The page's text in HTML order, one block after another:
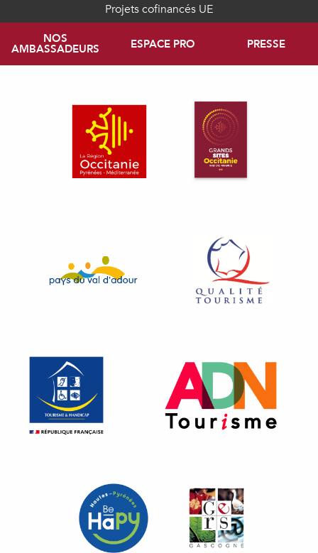
Projets cofinancés UE
NOS
AMBASSADEURS ESPACE PRO PRESSE